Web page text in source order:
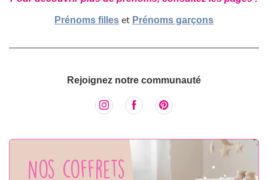
Prénoms filles et Prénoms garçons
Rejoignez notre communauté
Nos coffrets